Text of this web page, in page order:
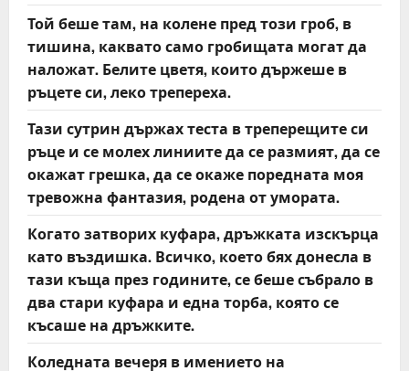
Той беше там, на колене пред този гроб, в
тишина, каквато само гробищата могат да
наложат. Белите цветя, които държеше в
ръцете си, леко трепереха.
Тази сутрин държах теста в треперещите си
ръце и се молех линиите да се размият, да се
окажат грешка, да се окаже поредната моя
тревожна фантазия, родена от умората.
Когато затворих куфара, дръжката изскърца
като въздишка. Всичко, което бях донесла в
тази къща през годините, се беше събрало в
два стари куфара и една торба, която се
късаше на дръжките.
Коледната вечеря в имението на